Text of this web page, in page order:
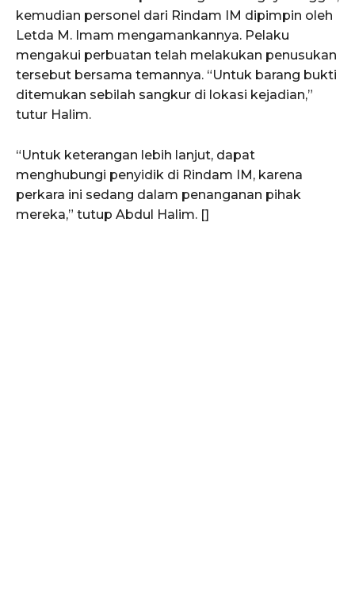
SUBSCRIBE NOW
Menu
News
Foto
kemudian personel dari Rindam IM dipimpin oleh
Letda M. Imam mengamankannya. Pelaku
mengakui perbuatan telah melakukan penusukan
tersebut bersama temannya. “Untuk barang bukti
ditemukan sebilah sangkur di lokasi kejadian,”
tutur Halim.
“Untuk keterangan lebih lanjut, dapat
menghubungi penyidik di Rindam IM, karena
perkara ini sedang dalam penanganan pihak
mereka,” tutup Abdul Halim. []